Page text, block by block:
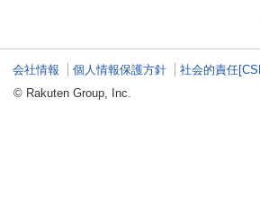
会社情報 個人情報保護方針 社会的責任
© Rakuten Group, Inc.